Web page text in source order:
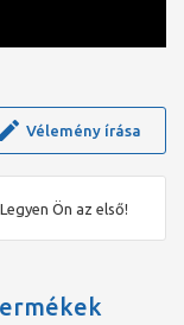
Vélemény írása
Ön az első!